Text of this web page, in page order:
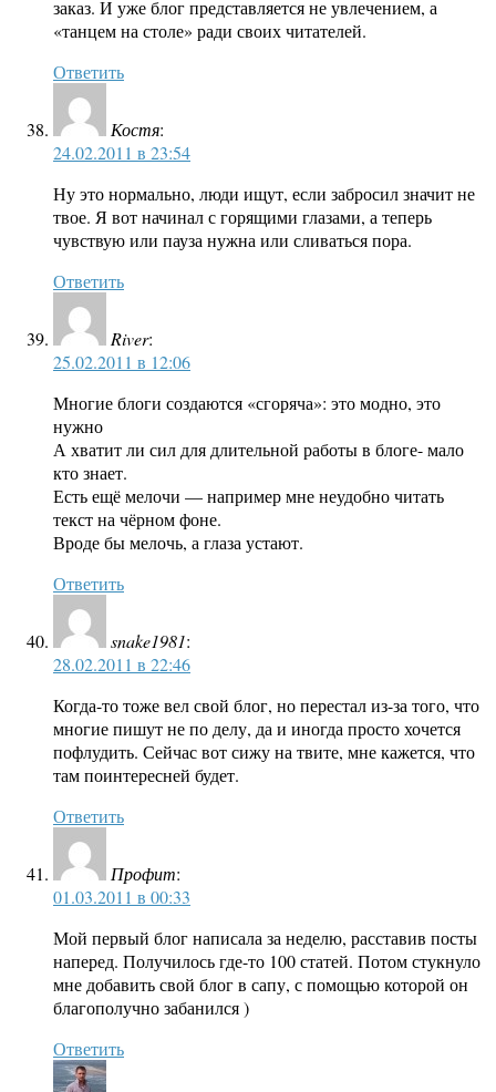
заказ. И уже блог представляется не увлечением, а
«танцем на столе» ради своих читателей.
Ответить
Костя:
24.02.2011 в 23:54
Ну это нормально, люди ищут, если забросил значит не
твое. Я вот начинал с горящими глазами, а теперь
чувствую или пауза нужна или сливаться пора.
Ответить
River:
25.02.2011 в 12:06
Многие блоги создаются «сгоряча»: это модно, это
нужно
А хватит ли сил для длительной работы в блоге- мало
кто знает.
Есть ещё мелочи — например мне неудобно читать
текст на чёрном фоне.
Вроде бы мелочь, а глаза устают.
Ответить
snake1981:
28.02.2011 в 22:46
Когда-то тоже вел свой блог, но перестал из-за того, что
многие пишут не по делу, да и иногда просто хочется
пофлудить. Сейчас вот сижу на твите, мне кажется, что
там поинтересней будет.
Ответить
Профит:
01.03.2011 в 00:33
Мой первый блог написала за неделю, расставив посты
наперед. Получилось где-то 100 статей. Потом стукнуло
мне добавить свой блог в сапу, с помощью которой он
благополучно забанился )
Ответить